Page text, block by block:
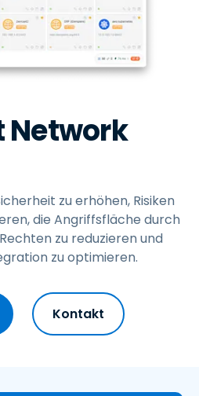
Network
zu erhöhen, Risiken
die Angriffsfläche durch
zu reduzieren und
zu optimieren.
Kontakt